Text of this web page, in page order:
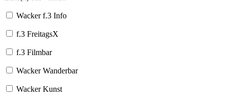
Wacker f.3 Info
f.3 FreitagsX
f.3 Filmbar
Wacker Wanderbar
Wacker Kunst